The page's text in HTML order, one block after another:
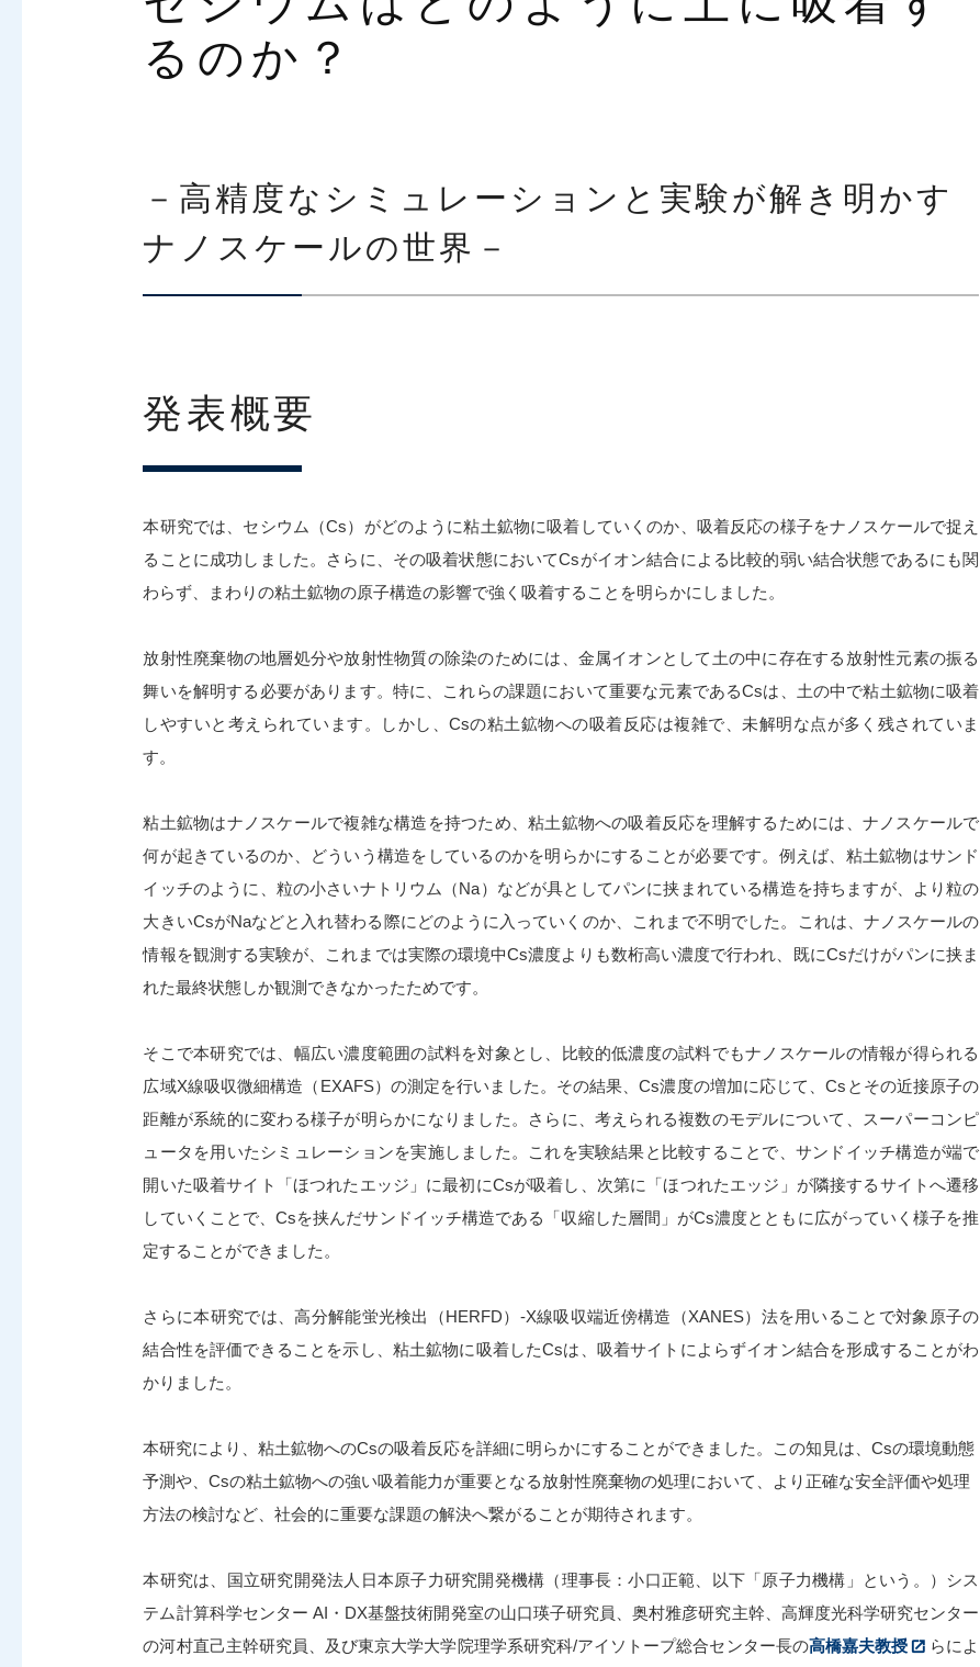
るのか？
－高精度なシミュレーションと実験が解き明かす
ナノスケールの世界－
発表概要
本研究では、セシウム（Cs）がどのように粘土鉱物に吸着していくのか、吸着反応の様子をナノスケールで捉え
ることに成功しました。さらに、その吸着状態においてCsがイオン結合による比較的弱い結合状態であるにも関
わらず、まわりの粘土鉱物の原子構造の影響で強く吸着することを明らかにしました。
放射性廃棄物の地層処分や放射性物質の除染のためには、金属イオンとして土の中に存在する放射性元素の振る
舞いを解明する必要があります。特に、これらの課題において重要な元素であるCsは、土の中で粘土鉱物に吸着
しやすいと考えられています。しかし、Csの粘土鉱物への吸着反応は複雑で、未解明な点が多く残されていま
す。
粘土鉱物はナノスケールで複雑な構造を持つため、粘土鉱物への吸着反応を理解するためには、ナノスケールで
何が起きているのか、どういう構造をしているのかを明らかにすることが必要です。例えば、粘土鉱物はサンド
イッチのように、粒の小さいナトリウム（Na）などが具としてパンに挟まれている構造を持ちますが、より粒の
大きいCsがNaなどと入れ替わる際にどのように入っていくのか、これまで不明でした。これは、ナノスケールの
情報を観測する実験が、これまでは実際の環境中Cs濃度よりも数桁高い濃度で行われ、既にCsだけがパンに挟ま
れた最終状態しか観測できなかったためです。
そこで本研究では、幅広い濃度範囲の試料を対象とし、比較的低濃度の試料でもナノスケールの情報が得られる
広域X線吸収微細構造（EXAFS）の測定を行いました。その結果、Cs濃度の増加に応じて、Csとその近接原子の
距離が系統的に変わる様子が明らかになりました。さらに、考えられる複数のモデルについて、スーパーコンピ
ュータを用いたシミュレーションを実施しました。これを実験結果と比較することで、サンドイッチ構造が端で
開いた吸着サイト「ほつれたエッジ」に最初にCsが吸着し、次第に「ほつれたエッジ」が隣接するサイトへ遷移
していくことで、Csを挟んだサンドイッチ構造である「収縮した層間」がCs濃度とともに広がっていく様子を推
定することができました。
さらに本研究では、高分解能蛍光検出（HERFD）-X線吸収端近傍構造（XANES）法を用いることで対象原子の
結合性を評価できることを示し、粘土鉱物に吸着したCsは、吸着サイトによらずイオン結合を形成することがわ
かりました。
本研究により、粘土鉱物へのCsの吸着反応を詳細に明らかにすることができました。この知見は、Csの環境動態
予測や、Csの粘土鉱物への強い吸着能力が重要となる放射性廃棄物の処理において、より正確な安全評価や処理
方法の検討など、社会的に重要な課題の解決へ繋がることが期待されます。
本研究は、国立研究開発法人日本原子力研究開発機構（理事長：小口正範、以下「原子力機構」という。）シス
テム計算科学センター AI・DX基盤技術開発室の山口瑛子研究員、奥村雅彦研究主幹、高輝度光科学研究センター
の河村直己主幹研究員、及び東京大学大学院理学系研究科/アイソトープ総合センター長の高橋嘉夫教授
らによ